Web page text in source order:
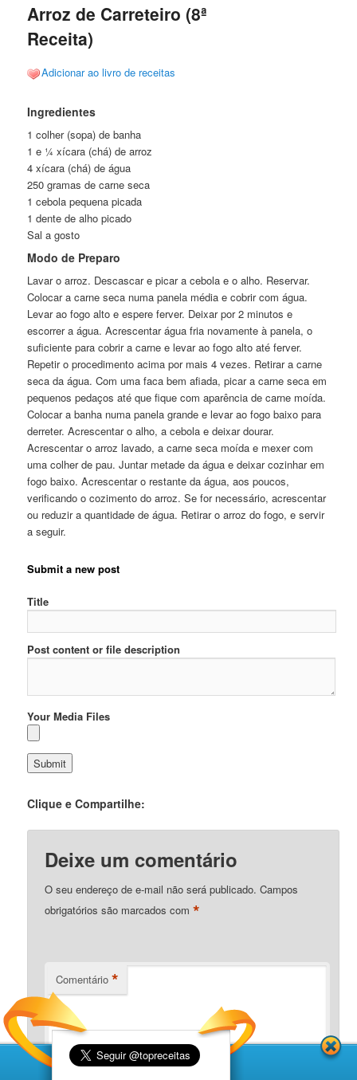
Arroz de Carreteiro (8ª
Receita)
Adicionar ao livro de receitas
Ingredientes
1 colher (sopa) de banha
1 e ¼ xícara (chá) de arroz
4 xícara (chá) de água
250 gramas de carne seca
1 cebola pequena picada
1 dente de alho picado
Sal a gosto
Modo de Preparo
Lavar o arroz. Descascar e picar a cebola e o alho. Reservar.
Colocar a carne seca numa panela média e cobrir com água.
Levar ao fogo alto e espere ferver. Deixar por 2 minutos e
escorrer a água. Acrescentar água fria novamente à panela, o
suficiente para cobrir a carne e levar ao fogo alto até ferver.
Repetir o procedimento acima por mais 4 vezes. Retirar a carne
seca da água. Com uma faca bem afiada, picar a carne seca em
pequenos pedaços até que fique com aparência de carne moída.
Colocar a banha numa panela grande e levar ao fogo baixo para
derreter. Acrescentar o alho, a cebola e deixar dourar.
Acrescentar o arroz lavado, a carne seca moída e mexer com
uma colher de pau. Juntar metade da água e deixar cozinhar em
fogo baixo. Acrescentar o restante da água, aos poucos,
verificando o cozimento do arroz. Se for necessário, acrescentar
ou reduzir a quantidade de água. Retirar o arroz do fogo, e servir
a seguir.
Submit a new post
Title
Post content or file description
Your Media Files
Clique e Compartilhe:
Deixe um comentário
O seu endereço de e-mail não será publicado. Campos
obrigatórios são marcados com*
Comentário *